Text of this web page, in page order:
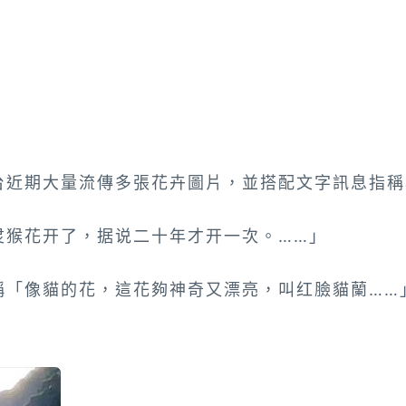
期大量流傳多張花卉圖片，並搭配文字訊息指
花开了，据说二十年才开一次。……」
「像貓的花，這花夠神奇又漂亮，叫红臉貓蘭……